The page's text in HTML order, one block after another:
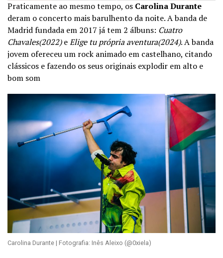
Praticamente ao mesmo tempo, os Carolina Durante
deram o concerto mais barulhento da noite. A banda de
Madrid fundada em 2017 já tem 2 álbuns: Cuatro
Chavales(2022)eElige tu própria aventura(2024). A banda
jovem ofereceu um rock animado em castelhano, citando
clássicos e fazendo os seus originais explodir em alto e
bom som
Carolina Durante | Fotografia: Inês Aleixo (@0xiela)